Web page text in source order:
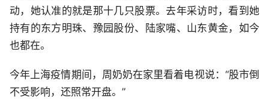
动，她认准的就是那十几只股票。去年采访时，看到她
持有的东方明珠、豫园股份、陆家嘴、山东黄金，如今
也都在。
今年上海疫情期间，周奶奶在家里看着电视说：“股市倒
不受影响，还照常开盘。”